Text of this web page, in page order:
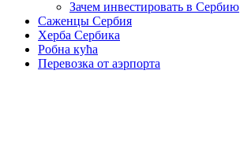
Зачем инвестировать в Сербию
Саженцы Сербия
Херба Сербика
Робна кућа
Перевозка от аэрпорта